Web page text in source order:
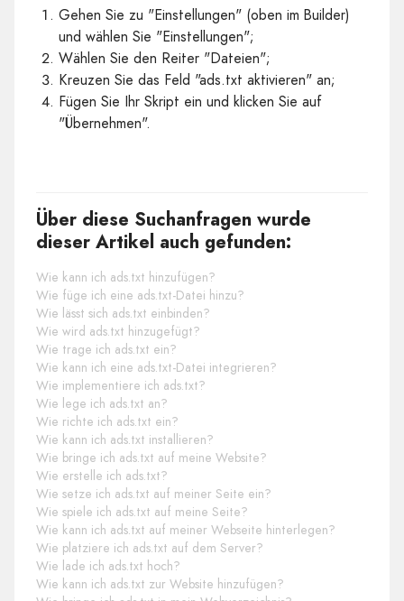
Gehen Sie zu "Einstellungen" (oben im Builder)
und wählen Sie "Einstellungen";
Wählen Sie den Reiter "Dateien";
Kreuzen Sie das Feld "ads.txt aktivieren" an;
Fügen Sie Ihr Skript ein und klicken Sie auf
"Übernehmen".
Über diese Suchanfragen wurde
dieser Artikel auch gefunden:
Wie kann ich ads.txt hinzufügen?
Wie füge ich eine ads.txt-Datei hinzu?
Wie lässt sich ads.txt einbinden?
Wie wird ads.txt hinzugefügt?
Wie trage ich ads.txt ein?
Wie kann ich eine ads.txt-Datei integrieren?
Wie implementiere ich ads.txt?
Wie lege ich ads.txt an?
Wie richte ich ads.txt ein?
Wie kann ich ads.txt installieren?
Wie bringe ich ads.txt auf meine Website?
Wie erstelle ich ads.txt?
Wie setze ich ads.txt auf meiner Seite ein?
Wie spiele ich ads.txt auf meine Seite?
Wie kann ich ads.txt auf meiner Webseite hinterlegen?
Wie platziere ich ads.txt auf dem Server?
Wie lade ich ads.txt hoch?
Wie kann ich ads.txt zur Website hinzufügen?